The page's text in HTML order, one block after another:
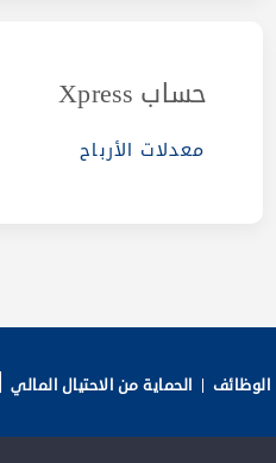
حساب Xpress
معدلات الأرباح
الوظائف الحماية من الاحتيال المالي